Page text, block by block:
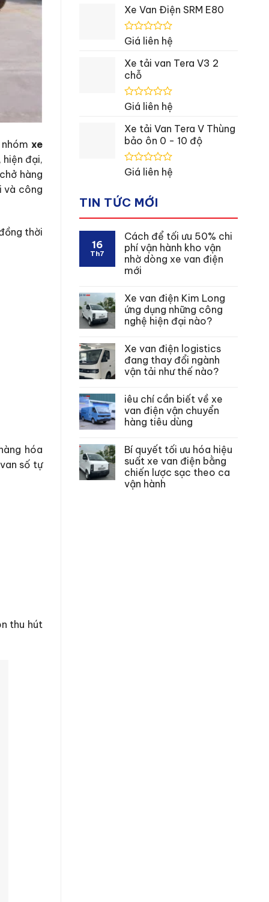
nhómxe
hiện đại,
hàng
và công
thời
hóa
số tự
thu hút
hạng
0
5
Xe Van Điện SRM E80
Được
hạng
0
5
sao
Giá liên hệ
Xe tải van Tera V3 2
chỗ
Được
hạng
0
5
sao
Giá liên hệ
Xe tải Van Tera V Thùng
bảo ôn 0 - 10 độ
Được
0
5
sao
Giá liên hệ
TIN TỨC MỚI
16
Th7
Cách để tối ưu 50% chi
phí vận hành kho vận
nhờ dòng xe van điện
mới
Xe van điện Kim Long
ứng dụng những công
nghệ hiện đại nào?
Xe van điện logistics
đang thay đổi ngành
vận tải như thế nào?
iêu chí cần biết về xe
van điện vận chuyển
hàng tiêu dùng
Bí quyết tối ưu hóa hiệu
suất xe van điện bằng
chiến lược sạc theo ca
vận hành